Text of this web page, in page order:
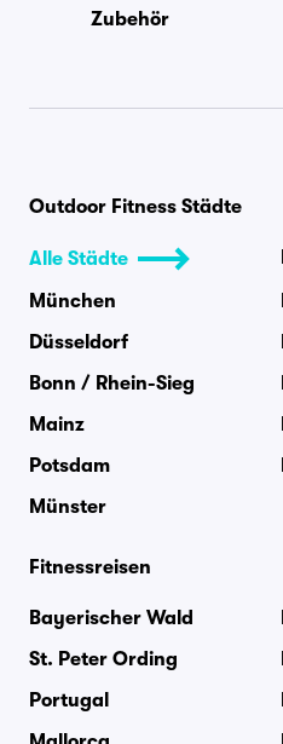
Zubehör
Outdoor Fitness Städte
Alle Städte
München
Düsseldorf
Bonn / Rhein-Sieg
Mainz
Potsdam
Münster
Fitnessreisen
Bayerischer Wald
St. Peter Ording
Portugal